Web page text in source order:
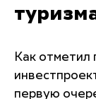
Как отметил
первую